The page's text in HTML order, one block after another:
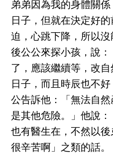
弟弟因為我的身體關
日子，但就在決定好
迫，心跳下降，所以
後公公來探小孩，說
了，應該繼續等，改
日子，而且時辰也不
公告訴他：「無法自
是其他危險。」他說
也有醫生在，不然以
很辛苦啊」之類的話。